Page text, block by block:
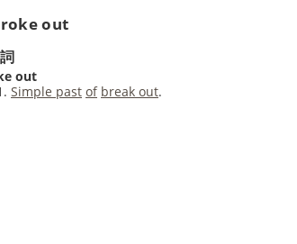
out
out
Simple past of break out.